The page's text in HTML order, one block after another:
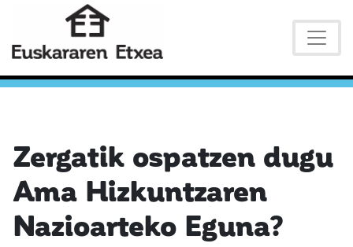
Zergatik ospatzen dugu
Ama Hizkuntzaren
Nazioarteko Eguna?